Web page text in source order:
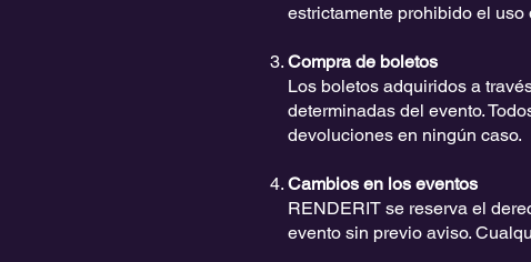
estrictamente prohibido el
Compra de boletos
Los boletos adquiridos a
determinadas del evento.
devoluciones en ningún caso.
Cambios en los eventos
RENDERIT se reserva el
evento sin previo aviso.